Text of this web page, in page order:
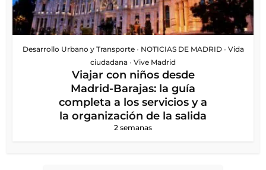
Desarrollo Urbano y Transporte • NOTICIAS DE MADRID • Vida
ciudadana • Vive Madrid
Viajar con niños desde
Madrid-Barajas: la guía
completa a los servicios y a
la organización de la salida
2 semanas